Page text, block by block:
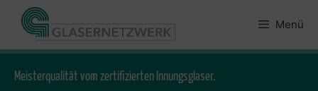
Zum
Inhalt
springen
Menü
Meisterqualität vom zertifizierten Innungsglaser.